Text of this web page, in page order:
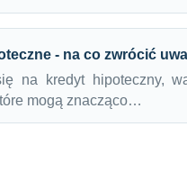
- na co zwrócić
na kredyt hipoteczny,
mogą znacząco…